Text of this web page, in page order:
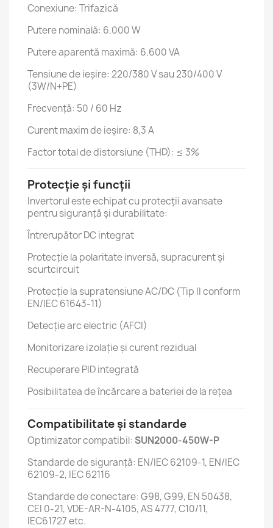
Conexiune: Trifazică
Putere nominală: 6.000 W
Putere aparentă maximă: 6.600 VA
Tensiune de ieșire: 220/380 V sau 230/400 V
(3W/N+PE)
Frecvență: 50 / 60 Hz
Curent maxim de ieșire: 8,3 A
Factor total de distorsiune (THD): ≤ 3%
Protecție și funcții
Invertorul este echipat cu protecții avansate
pentru siguranță și durabilitate:
Întrerupător DC integrat
Protecție la polaritate inversă, supracurent și
scurtcircuit
Protecție la supratensiune AC/DC (Tip II conform
EN/IEC 61643-11)
Detecție arc electric (AFCI)
Monitorizare izolație și curent rezidual
Recuperare PID integrată
Posibilitatea de încărcare a bateriei de la rețea
Compatibilitate și standarde
Optimizator compatibil: SUN2000-450W-P
Standarde de siguranță: EN/IEC 62109-1, EN/IEC
62109-2, IEC 62116
Standarde de conectare: G98, G99, EN 50438,
CEI 0-21, VDE-AR-N-4105, AS 4777, C10/11,
IEC61727 etc.